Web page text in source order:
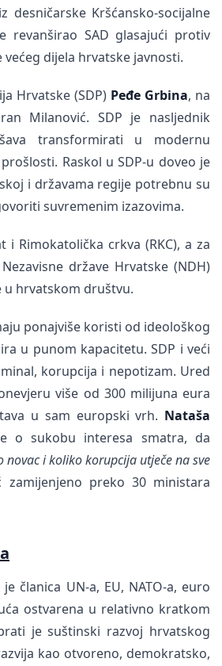
iz desničarske Kršćansko-socijalne
revanširao SAD glasajući protiv
dijela hrvatske javnosti.
Hrvatske (SDP) Peđe Grbina, na
Milanović. SDP je nasljednik
transformirati u modernu
Raskol u SDP-u doveo je
i državama regije potrebnu su
suvremenim izazovima.
Rimokatolička crkva (RKC), a za
države Hrvatske (NDH)
hrvatskom društvu.
ponajviše koristi od ideološkog
u punom kapacitetu. SDP i veći
korupcija i nepotizam. Ured
više od 300 milijuna eura
u sam europski vrh. Nataša
o sukobu interesa smatra, da
i koliko korupcija utječe na sve
preko 30 ministara
članica UN-a, EU, NATO-a, euro
ostvarena u relativno kratkom
je suštinski razvoj hrvatskog
kao otvoreno, demokratsko,